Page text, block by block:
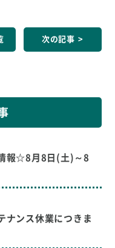
次の記事
報☆8月8日(土)～8
ナンス休業につきま